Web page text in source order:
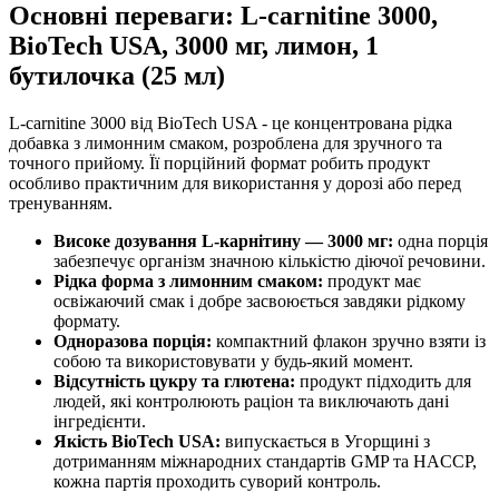
Основні переваги: L-carnitine 3000,
BioTech USA, 3000 мг, лимон, 1
бутилочка (25 мл)
L-carnitine 3000 від BioTech USA - це концентрована рідка
добавка з лимонним смаком, розроблена для зручного та
точного прийому. Її порційний формат робить продукт
особливо практичним для використання у дорозі або перед
тренуванням.
Високе дозування L-карнітину — 3000 мг: одна порція
забезпечує організм значною кількістю діючої речовини.
Рідка форма з лимонним смаком: продукт має
освіжаючий смак і добре засвоюється завдяки рідкому
формату.
Одноразова порція: компактний флакон зручно взяти із
собою та використовувати у будь-який момент.
Відсутність цукру та глютена: продукт підходить для
людей, які контролюють раціон та виключають дані
інгредієнти.
Якість BioTech USA: випускається в Угорщині з
дотриманням міжнародних стандартів GMP та HACCP,
кожна партія проходить суворий контроль.